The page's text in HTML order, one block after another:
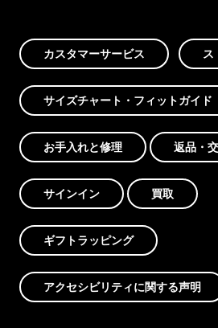
カスタマーサービス ス
サイズチャート・フィットガイド
お手入れと修理 返品・
サインイン 買取
ギフトラッピング
アクセシビリティに関する声明